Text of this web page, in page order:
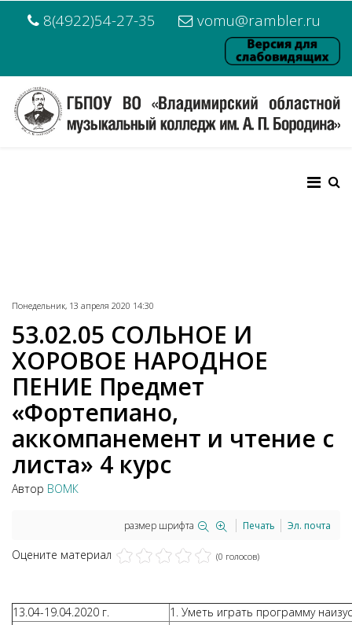
8(4922)54-27-35 vomu@rambler.ru
Понедельник, 13 апреля 2020 14:30
53.02.05 СОЛЬНОЕ И
ХОРОВОЕ НАРОДНОЕ
ПЕНИЕ Предмет
«Фортепиано,
аккомпанемент и чтение с
листа» 4 курс
Автор ВОМК
размер шрифта Печать Эл. почта
Оцените материал (0 голосов)
13.04-19.04.2020 г.
1. Уметь играть программу